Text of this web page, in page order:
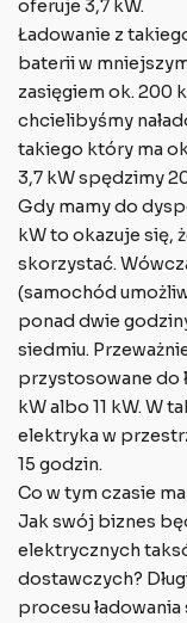
oferuje 3,7 kW.
Ładowanie z
baterii w
zasięgiem ok. 200
chcielibyśmy
takiego który ma
3,7 kW spędzimy
Gdy mamy do
kW to okazuje się,
skorzystać.
(samochód
ponad dwie
siedmiu.
przystosowane do
kW albo 11 kW. W
elektryka w
15 godzin.
Co w tym czasie
Jak swój biznes
elektrycznych
dostawczych?
procesu